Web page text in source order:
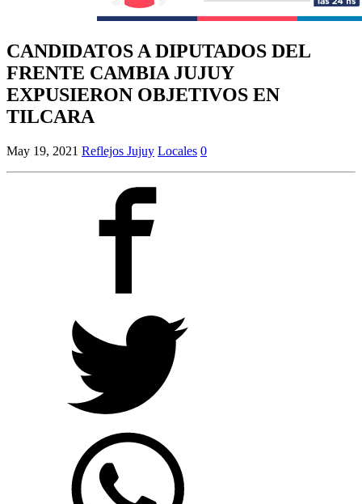
CANDIDATOS A DIPUTADOS DEL
FRENTE CAMBIA JUJUY
EXPUSIERON OBJETIVOS EN
TILCARA
May 19, 2021 Reflejos Jujuy Locales 0